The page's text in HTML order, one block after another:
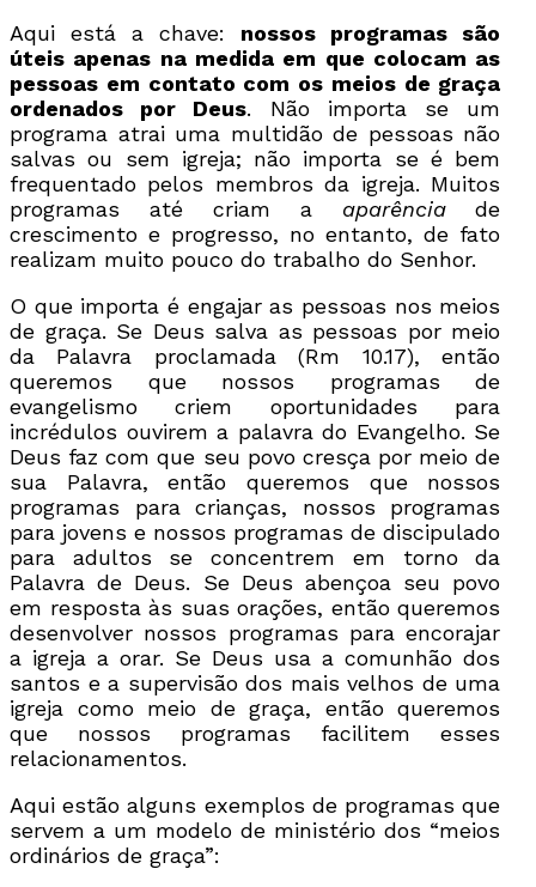
Aqui está a chave: nossos programas são
úteis apenas na medida em que colocam as
pessoas em contato com os meios de graça
ordenados por Deus. Não importa se um
programa atrai uma multidão de pessoas não
salvas ou sem igreja; não importa se é bem
frequentado pelos membros da igreja. Muitos
programas até criam a aparênciade
crescimento e progresso, no entanto, de fato
realizam muito pouco do trabalho do Senhor.
O que importa é engajar as pessoas nos meios
de graça. Se Deus salva as pessoas por meio
da Palavra proclamada (Rm 10.17), então
queremos que nossos programas de
evangelismo criem oportunidades para
incrédulos ouvirem a palavra do Evangelho. Se
Deus faz com que seu povo cresça por meio de
sua Palavra, então queremos que nossos
programas para crianças, nossos programas
para jovens e nossos programas de discipulado
para adultos se concentrem em torno da
Palavra de Deus. Se Deus abençoa seu povo
em resposta às suas orações, então queremos
desenvolver nossos programas para encorajar
a igreja a orar. Se Deus usa a comunhão dos
santos e a supervisão dos mais velhos de uma
igreja como meio de graça, então queremos
que nossos programas facilitem esses
relacionamentos.
Aqui estão alguns exemplos de programas que
servem a um modelo de ministério dos “meios
ordinários de graça”: